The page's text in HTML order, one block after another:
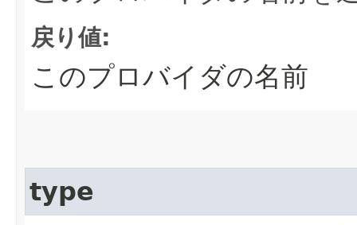
戻り値:
このプロバイダの名前
type